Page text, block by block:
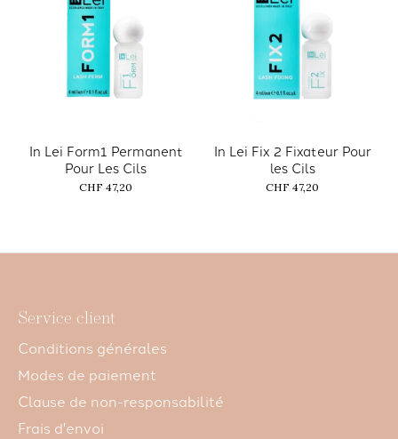
In Lei Form1 Permanent
Pour Les Cils
CHF 47,20
In Lei Fix 2 Fixateur Pour
les Cils
CHF 47,20
Service client
Conditions générales
Modes de paiement
Clause de non-responsabilité
Frais d'envoi